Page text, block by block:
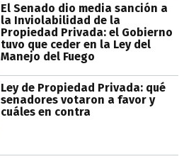
El Senado dio media sanción a
la Inviolabilidad de la
Propiedad Privada: el Gobierno
tuvo que ceder en la Ley del
Manejo del Fuego
Ley de Propiedad Privada: qué
senadores votaron a favor y
cuáles en contra